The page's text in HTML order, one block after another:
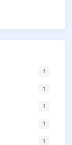
1
1
1
1
1